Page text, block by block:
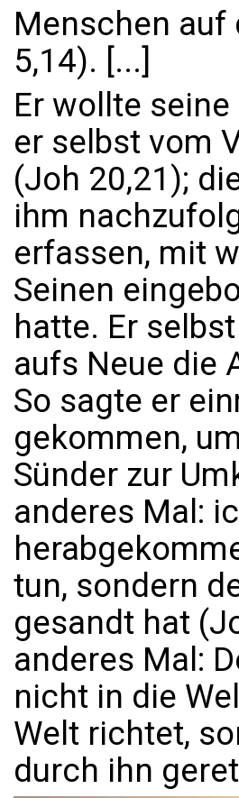
Menschen auf
5,14). [...]
Er wollte
er selbst vom
(Joh 20,21);
ihm
erfassen, mit
Seinen
hatte. Er
aufs Neue die
So sagte er
gekommen,
Sünder zur
anderes Mal:
tun, sondern
gesandt hat
anderes Mal:
nicht in die
Welt richtet,
durch ihn